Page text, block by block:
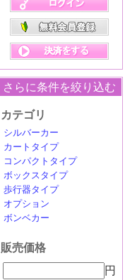
さらに条件を絞り込む
カテゴリ
シルバーカー
カートタイプ
コンパクトタイプ
ボックスタイプ
歩行器タイプ
オプション
ボンベカー
販売価格
円